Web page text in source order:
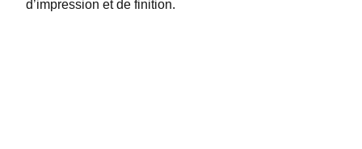
d’impression et de finition.